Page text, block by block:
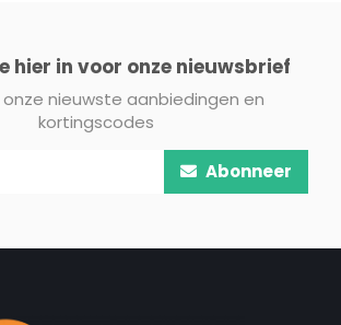
hier in voor onze nieuwsbrief
nieuwste aanbiedingen en
kortingscodes
Abonneer